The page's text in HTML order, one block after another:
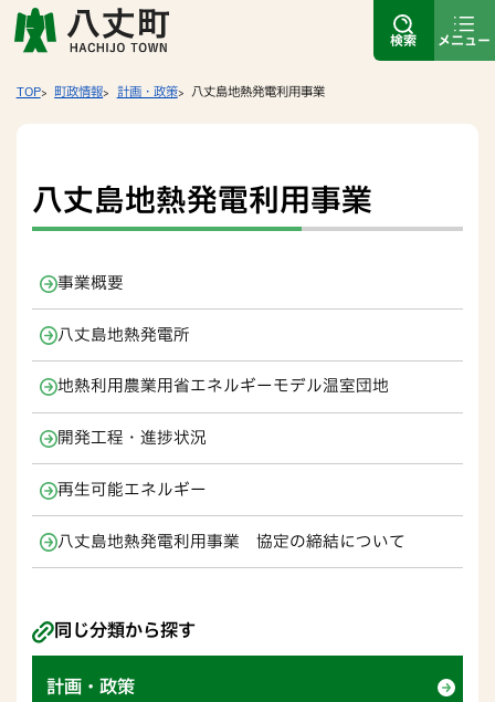
検索 メニュー
TOP 町政情報 計画・政策 八丈島地熱発電利用事業
八丈島地熱発電利用事業
事業概要
八丈島地熱発電所
地熱利用農業用省エネルギーモデル温室団地
開発工程・進捗状況
再生可能エネルギー
八丈島地熱発電利用事業 協定の締結について
同じ分類から探す
計画・政策